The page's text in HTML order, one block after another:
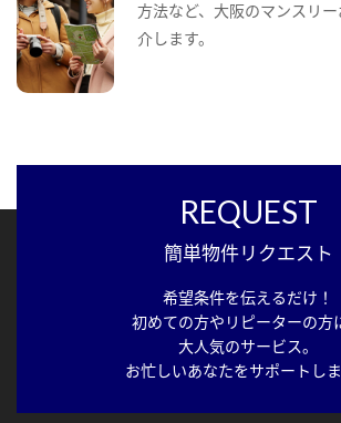
方法など、大阪のマンスリ
介します。
REQUEST
簡単物件リクエスト
希望条件を伝えるだけ！
初めての方やリピーターの方
大人気のサービス。
お忙しいあなたをサポートしま